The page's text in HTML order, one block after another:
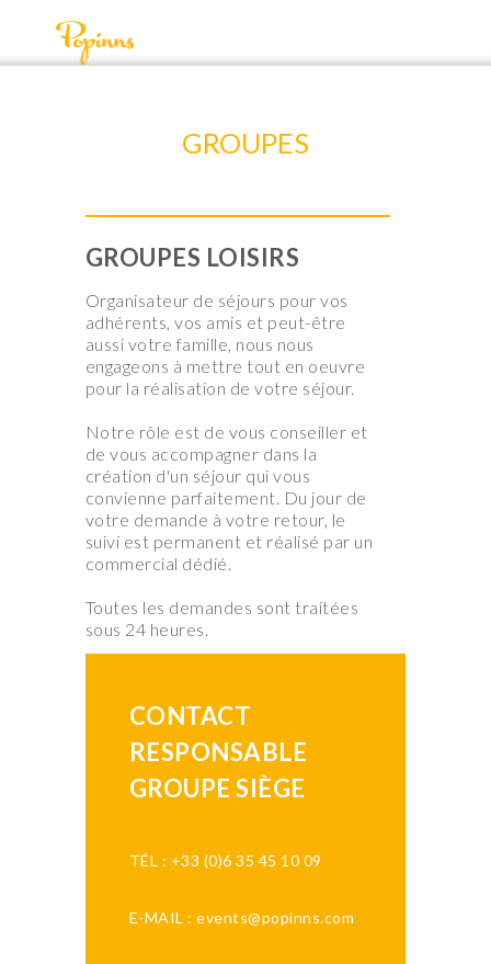
GROUPES
GROUPES LOISIRS
Organisateur de séjours pour vos
adhérents, vos amis et peut-être
aussi votre famille, nous nous
engageons à mettre tout en oeuvre
pour la réalisation de votre séjour.
Notre rôle est de vous conseiller et
de vous accompagner dans la
création d'un séjour qui vous
convienne parfaitement. Du jour de
votre demande à votre retour, le
suivi est permanent et réalisé par un
commercial dédié.
Toutes les demandes sont traitées
sous 24 heures.
CONTACT
RESPONSABLE
GROUPE SIÈGE
TÉL : +33 (0)6 35 45 10 09
E-MAIL : events@popinns.com